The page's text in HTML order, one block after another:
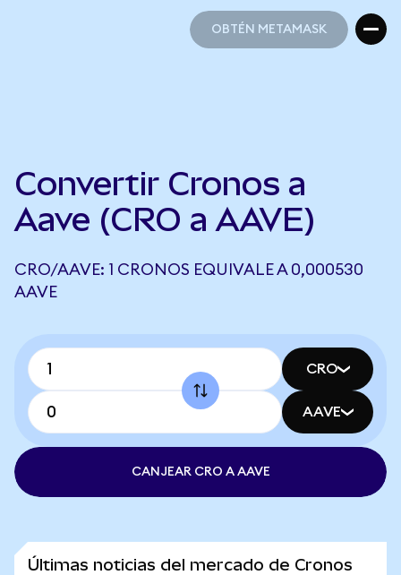
OBTÉN METAMASK
Convertir Cronos a
Aave (CRO a AAVE)
CRO/AAVE: 1 CRONOS EQUIVALE A 0,000530
AAVE
CRO
AAVE
CANJEAR CRO A AAVE
Últimas noticias del mercado de Cronos